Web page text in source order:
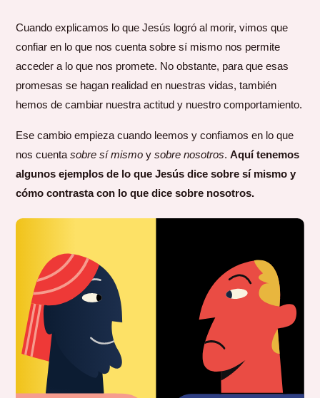
Cuando explicamos lo que Jesús logró al morir, vimos que
confiar en lo que nos cuenta sobre sí mismo nos permite
acceder a lo que nos promete. No obstante, para que esas
promesas se hagan realidad en nuestras vidas, también
hemos de cambiar nuestra actitud y nuestro comportamiento.
Ese cambio empieza cuando leemos y confiamos en lo que
nos cuentasobre sí mismo ysobre nosotros.Aquí tenemos
algunos ejemplos de lo que Jesús dice sobre sí mismo y
cómo contrasta con lo que dice sobre nosotros.